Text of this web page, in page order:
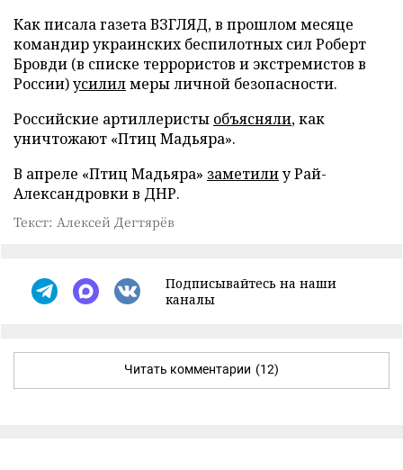
Как писала газета ВЗГЛЯД, в прошлом месяце
командир украинских беспилотных сил Роберт
Бровди (в списке террористов и экстремистов в
России)усилилмеры личной безопасности.
Российские артиллеристы объясняли, как
уничтожают «Птиц Мадьяра».
В апреле «Птиц Мадьяра» заметилиу Рай-
Александровки в ДНР.
Текст: Алексей Дегтярёв
Подписывайтесь на наши
каналы
Читать комментарии (12)